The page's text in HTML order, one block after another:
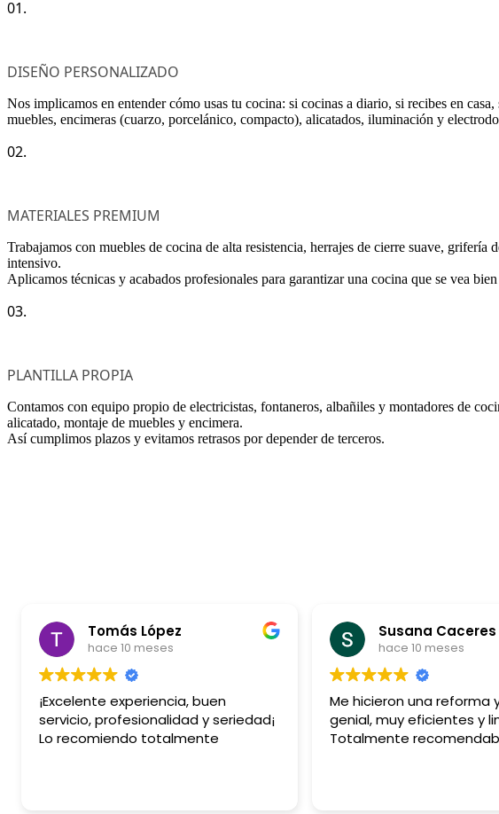
01.
DISEÑO PERSONALIZADO
Nos implicamos en entender cómo usas tu cocina: si cocinas a diario, si recibes en
muebles, encimeras (cuarzo, porcelánico, compacto), alicatados, iluminación y
02.
MATERIALES PREMIUM
Trabajamos con muebles de cocina de alta resistencia, herrajes de cierre suave,
intensivo.
Aplicamos técnicas y acabados profesionales para garantizar una cocina que se vea
03.
PLANTILLA PROPIA
Contamos con equipo propio de electricistas, fontaneros, albañiles y montadores de
alicatado, montaje de muebles y encimera.
Así cumplimos plazos y evitamos retrasos por depender de terceros.
Tomás López
hace 10 meses
¡Excelente experiencia, buen
servicio, profesionalidad y seriedad¡
Lo recomiendo totalmente
Susana Caceres
hace 10 meses
Me hicieron una reforma
genial, muy eficientes y
Totalmente